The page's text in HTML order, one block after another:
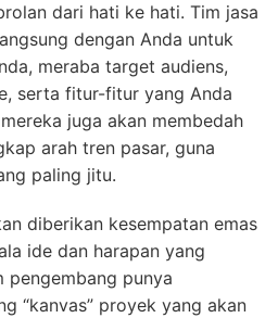
dari hati ke hati. Tim jasa
dengan Anda untuk
meraba target audiens,
serta fitur-fitur yang Anda
juga akan membedah
arah tren pasar, guna
paling jitu.
diberikan kesempatan emas
ide dan harapan yang
pengembang punya
“kanvas” proyek yang akan